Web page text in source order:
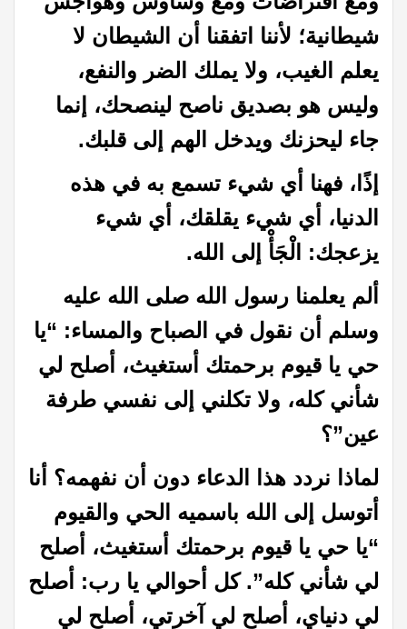
شيطانية؛ لأننا اتفقنا أن الشيطان لا
يعلم الغيب، ولا يملك الضر والنفع،
وليس هو بصديق ناصح لينصحك، إنما
جاء ليحزنك ويدخل الهم إلى قلبك.
إذًا، فهنا أي شيء تسمع به في هذه
الدنيا، أي شيء يقلقك، أي شيء
يزعجك: الْجَأْ إلى الله.
ألم يعلمنا رسول الله صلى الله عليه
وسلم أن نقول في الصباح والمساء: “يا
حي يا قيوم برحمتك أستغيث، أصلح لي
شأني كله، ولا تكلني إلى نفسي طرفة
عين”؟
لماذا نردد هذا الدعاء دون أن نفهمه؟ أنا
أتوسل إلى الله باسميه الحي والقيوم
“يا حي يا قيوم برحمتك أستغيث، أصلح
لي شأني كله”. كل أحوالي يا رب: أصلح
لي دنياي، أصلح لي آخرتي، أصلح لي